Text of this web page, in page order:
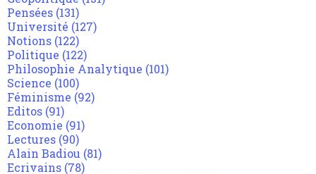
Pensées (131)
Université (127)
Notions (122)
Politique (122)
Philosophie Analytique (101)
Science (100)
Féminisme (92)
Editos (91)
Economie (91)
Lectures (90)
Alain Badiou (81)
Ecrivains (78)